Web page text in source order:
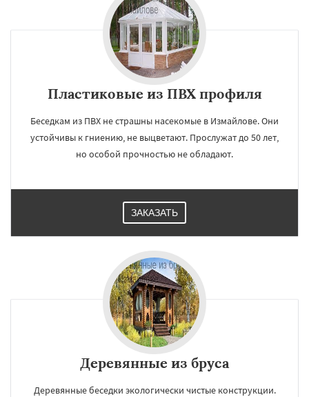
Пластиковые из ПВХ профиля
Беседкам из ПВХ не страшны насекомые в Измайлове. Они
устойчивы к гниению, не выцветают. Прослужат до 50 лет,
но особой прочностью не обладают.
ЗАКАЗАТЬ
Деревянные из бруса
Деревянные беседки экологически чистые конструкции.